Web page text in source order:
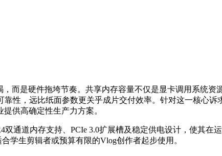
，而是硬件拖垮节奏。共享内存容量不仅是显卡调用系统资
性，远比纸面参数更关乎成片交付效率。针对这一核心诉
供高确定性生产力方案。
通道内存支持、PCIe 3.0扩展槽及稳定供电设计，使其在
学生剪辑者或预算有限的Vlog创作者起步使用。